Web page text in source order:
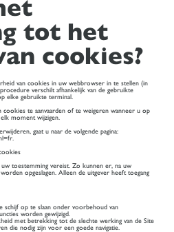
tot het
cookies?
van cookies in uw webbrowser in te stellen (in
verschilt afhankelijk van de gebruikte
elke gebruikte terminal.
cookies te aanvaarden of te weigeren wanneer u op
moment wijzigen.
gaat u naar de volgende pagina:
toestemming vereist. Zo kunnen er, na uw
opgeslagen. Alleen de uitgever heeft toegang
op te slaan onder voorbehoud van
worden gewijzigd.
met betrekking tot de slechte werking van de Site
die nodig zijn voor een goede navigatie.